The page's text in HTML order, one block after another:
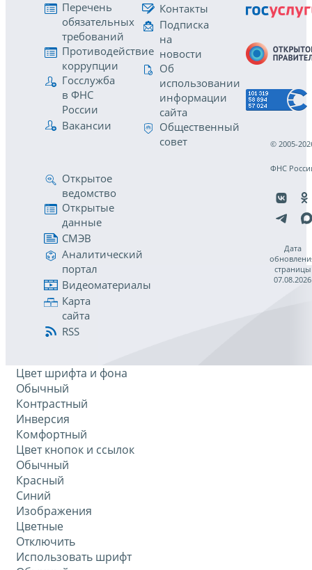
Перечень
обязательных
требований
Противодействие
коррупции
Госслужба
в ФНС
России
Вакансии
Контакты
Подписка
на
новости
Об
использовании
информации
сайта
Общественный
совет
Открытое
ведомство
Открытые
данные
СМЭВ
Аналитический
портал
Видеоматериалы
Карта
сайта
RSS
© 2005-
ФНС
Дата
страницы
07.08.2026
Цвет шрифта и фона
Обычный
Контрастный
Инверсия
Комфортный
Цвет кнопок и ссылок
Обычный
Красный
Синий
Изображения
Цветные
Отключить
Использовать шрифт